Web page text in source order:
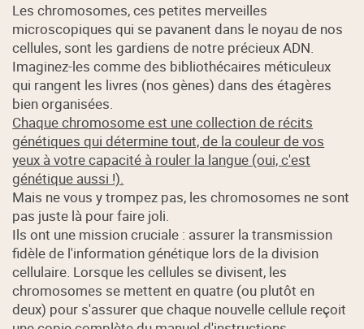
Les chromosomes, ces petites merveilles
microscopiques qui se pavanent dans le noyau de nos
cellules, sont les gardiens de notre précieux ADN.
Imaginez-les comme des bibliothécaires méticuleux
qui rangent les livres (nos gènes) dans des étagères
bien organisées.
Chaque chromosome est une collection de récits
génétiques qui détermine tout, de la couleur de vos
yeux à votre capacité à rouler la langue (oui, c'est
génétique aussi !).
Mais ne vous y trompez pas, les chromosomes ne sont
pas juste là pour faire joli.
Ils ont une mission cruciale : assurer la transmission
fidèle de l'information génétique lors de la division
cellulaire. Lorsque les cellules se divisent, les
chromosomes se mettent en quatre (ou plutôt en
deux) pour s'assurer que chaque nouvelle cellule reçoit